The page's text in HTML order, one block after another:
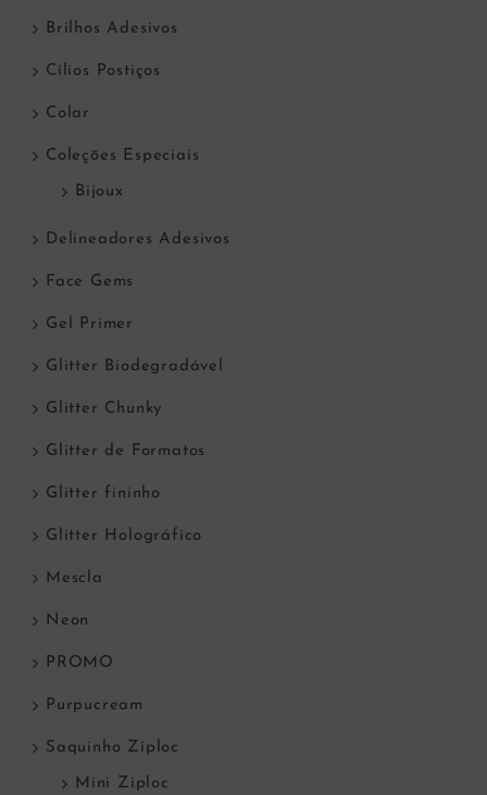
Brilhos Adesivos
Cílios Postiços
Colar
Coleções Especiais
Bijoux
Delineadores Adesivos
Face Gems
Gel Primer
Glitter Biodegradável
Glitter Chunky
Glitter de Formatos
Glitter fininho
Glitter Holográfico
Mescla
Neon
PROMO
Purpucream
Saquinho Ziploc
Mini Ziploc